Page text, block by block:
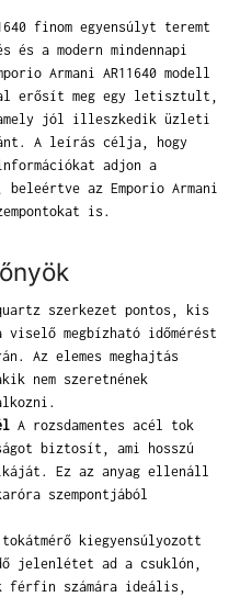
finom egyensúlyt teremt
és a modern mindennapi
Armani AR11640 modell
erősít meg egy letisztult,
amely jól illeszkedik üzleti
A leírás célja, hogy
adjon a
beleértve az Emporio Armani
is.
szerkezet pontos, kis
megbízható időmérést
Az elemes meghajtás
nem szeretnének
A rozsdamentes acél tok
biztosít, ami hosszú
Ez az anyag ellenáll
szempontjából
kiegyensúlyozott
jelenlétet ad a csuklón,
férfin számára ideális,